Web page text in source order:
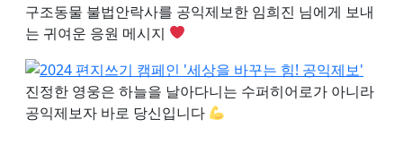
구조동물 불법안락사를 공익제보한 임희진 님에게 보내
는 귀여운 응원 메시지
진정한 영웅은 하늘을 날아다니는 수퍼히어로가 아니라
공익제보자 바로 당신입니다